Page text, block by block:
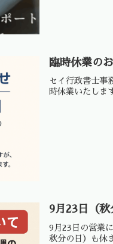
臨時休業の
セイ行政書士事
時休業いたしま
9月23日（
9月23日の営業
秋分の日）も休